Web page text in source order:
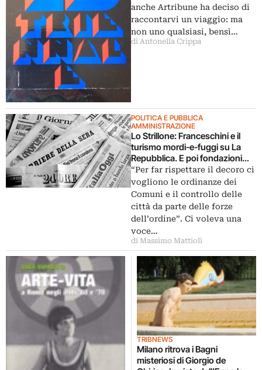
anche Artribune ha deciso di
raccontarvi un viaggio: ma
non uno qualsiasi, bensì…
di Antonella Crippa
POLITICA E PUBBLICA
AMMINISTRAZIONE
Lo Strillone: Franceschini e il
turismo mordi-e-fuggi su La
Repubblica. E poi fondazioni
liriche, Giorgio de Chirico,
disegno
“Per far rispettare il decoro ci
vogliono le ordinanze dei
Comuni e il controllo delle
città da parte delle forze
dell’ordine”. Ci voleva una
voce…
di Massimo Mattioli
TRIBNEWS
Milano ritrova i Bagni
misteriosi di Giorgio de